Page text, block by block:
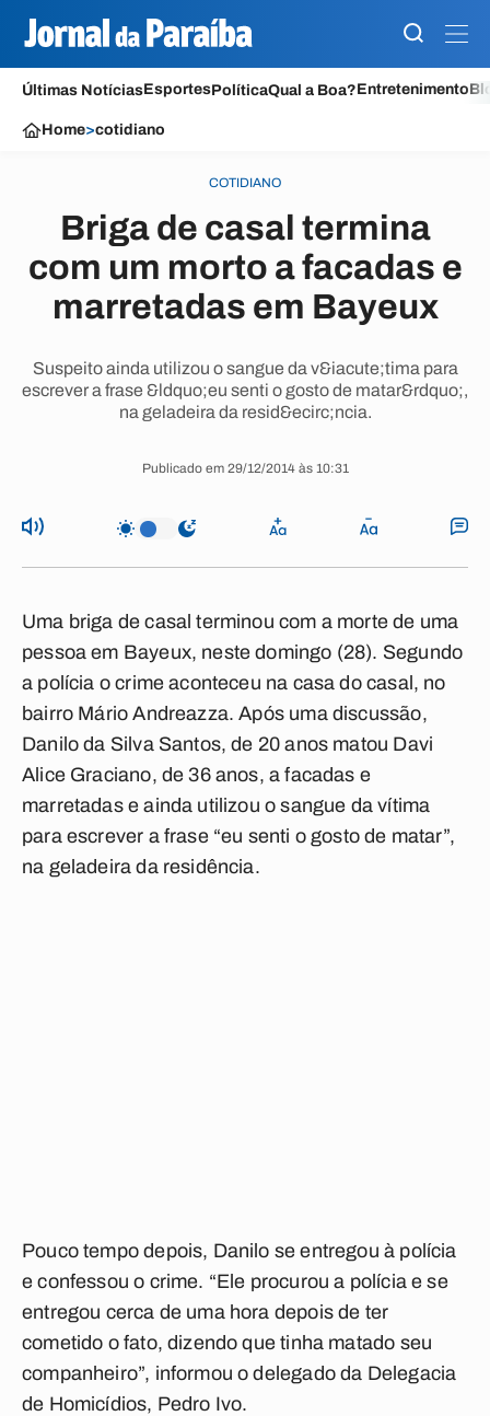
Últimas NotíciasEsportesPolíticaQual a Boa?Entretenimento
Home>cotidiano
COTIDIANO
Briga de casal termina
com um morto a facadas e
marretadas em Bayeux
Suspeito ainda utilizou o sangue da v&iacute;tima para
escrever a frase &ldquo;eu senti o gosto de matar&rdquo;,
na geladeira da resid&ecirc;ncia.
Publicado em 29/12/2014 às 10:31
Uma briga de casal terminou com a morte de uma
pessoa em Bayeux, neste domingo (28). Segundo
a polícia o crime aconteceu na casa do casal, no
bairro Mário Andreazza. Após uma discussão,
Danilo da Silva Santos, de 20 anos matou Davi
Alice Graciano, de 36 anos, a facadas e
marretadas e ainda utilizou o sangue da vítima
para escrever a frase “eu senti o gosto de matar”,
na geladeira da residência.
Pouco tempo depois, Danilo se entregou à polícia
e confessou o crime. “Ele procurou a polícia e se
entregou cerca de uma hora depois de ter
cometido o fato, dizendo que tinha matado seu
companheiro”, informou o delegado da Delegacia
de Homicídios, Pedro Ivo.